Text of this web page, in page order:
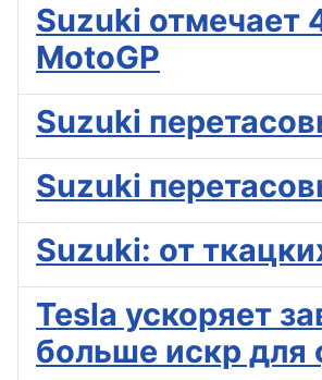
Suzuki отмечает
MotoGP
Suzuki
Suzuki
Suzuki: от
Tesla ускоряет
больше искр для